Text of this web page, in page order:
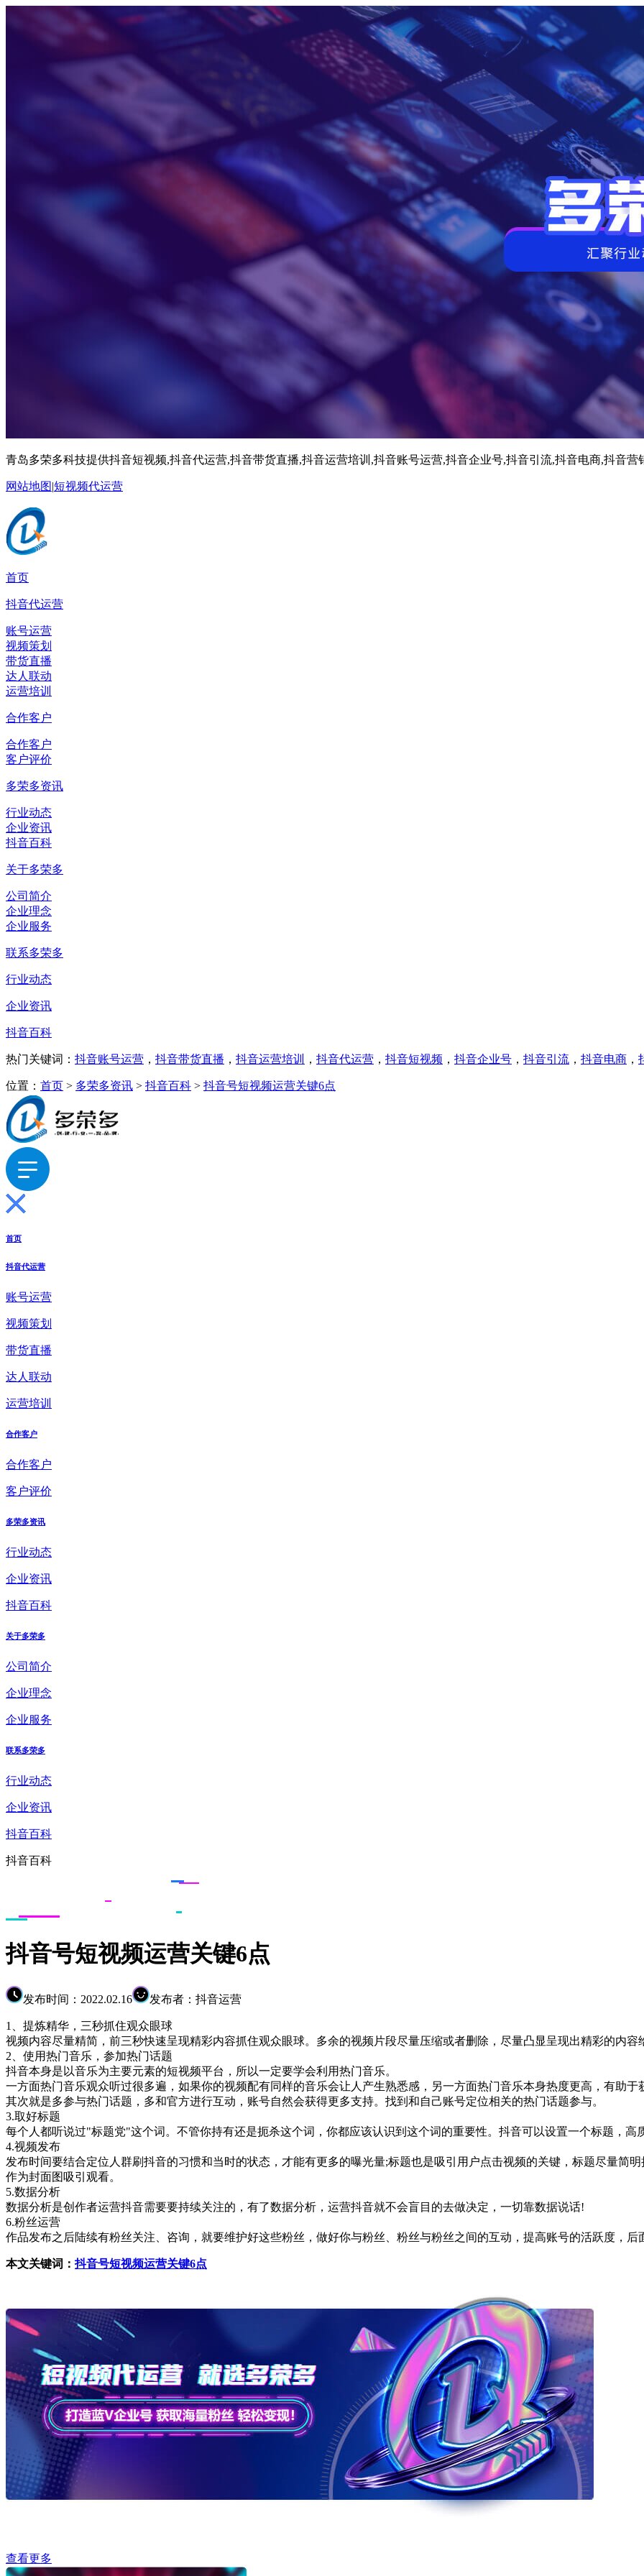
青岛多荣多科技提供抖音短视频,抖音代运营,抖音带货直播,抖音运营培训,抖音账号运营,抖音企业号,抖音引流,抖音电商,抖音营
网站地图|短视频代运营
首页
抖音代运营
账号运营
视频策划
带货直播
达人联动
运营培训
合作客户
合作客户
客户评价
多荣多资讯
行业动态
企业资讯
抖音百科
关于多荣多
公司简介
企业理念
企业服务
联系多荣多
行业动态
企业资讯
抖音百科
热门关键词： 抖音账号运营 ， 抖音带货直播 ， 抖音运营培训 ， 抖音代运营 ， 抖音短视频 ， 抖音企业号 ， 抖音引流 ， 抖音电商 ，
位置： 首页 > 多荣多资讯 > 抖音百科 > 抖音号短视频运营关键6点
首页
抖音代运营
账号运营
视频策划
带货直播
达人联动
运营培训
合作客户
合作客户
客户评价
多荣多资讯
行业动态
企业资讯
抖音百科
关于多荣多
公司简介
企业理念
企业服务
联系多荣多
行业动态
企业资讯
抖音百科
抖音百科
抖音号短视频运营关键6点
发布时间：2022.02.16 发布者：抖音运营
1、提炼精华，三秒抓住观众眼球
视频内容尽量精简，前三秒快速呈现精彩内容抓住观众眼球。多余的视频片段尽量压缩或者删除，尽量凸显呈现出精彩的内容
2、使用热门音乐，参加热门话题
抖音本身是以音乐为主要元素的短视频平台，所以一定要学会利用热门音乐。
一方面热门音乐观众听过很多遍，如果你的视频配有同样的音乐会让人产生熟悉感，另一方面热门音乐本身热度更高，有助于
其次就是多参与热门话题，多和官方进行互动，账号自然会获得更多支持。找到和自己账号定位相关的热门话题参与。
3.取好标题
每个人都听说过"标题党"这个词。不管你持有还是扼杀这个词，你都应该认识到这个词的重要性。抖音可以设置一个标题，高
4.视频发布
发布时间要结合定位人群刷抖音的习惯和当时的状态，才能有更多的曝光量;标题也是吸引用户点击视频的关键，标题尽量简
作为封面图吸引观看。
5.数据分析
数据分析是创作者运营抖音需要要持续关注的，有了数据分析，运营抖音就不会盲目的去做决定，一切靠数据说话!
6.粉丝运营
作品发布之后陆续有粉丝关注、咨询，就要维护好这些粉丝，做好你与粉丝、粉丝与粉丝之间的互动，提高账号的活跃度，后
本文关键词：抖音号短视频运营关键6点
查看更多